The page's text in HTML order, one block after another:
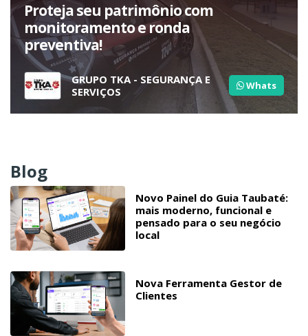
Proteja seu patrimônio com
monitoramento e ronda
preventiva!
GRUPO TKA - SEGURANÇA E
SERVIÇOS
Whats
Blog
Novo Painel do Guia Taubaté:
mais moderno, funcional e
pensado para o seu negócio
local
Nova Ferramenta Gestor de
Clientes